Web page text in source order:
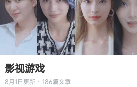
影视游戏
8月1日更新 · 186篇文章